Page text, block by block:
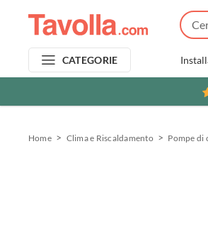
CATEGORIE
Home Clima e Riscaldamento Pompe di